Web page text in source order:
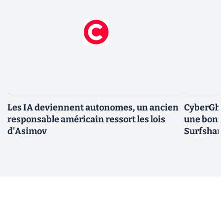
Les IA deviennent autonomes, un ancien
responsable américain ressort les lois
d'Asimov
une